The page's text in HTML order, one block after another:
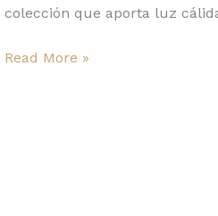
colección que aporta luz
Read More »